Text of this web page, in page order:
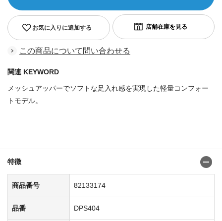
お気に入りに追加する
この商品について問い合わせる
関連 KEYWORD
メッシュアッパーでソフトな足入れ感を実現した軽量コンフォー
トモデル。
特徴
商品番号 82133174
品番 DPS404